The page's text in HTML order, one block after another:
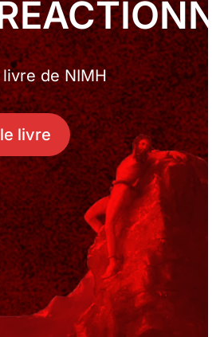
de NIMH
livre